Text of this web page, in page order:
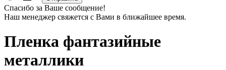
Спасибо за Ваше сообщение!
Наш менеджер свяжется с Вами в ближайшее время.
Пленка фантазийные
металлики